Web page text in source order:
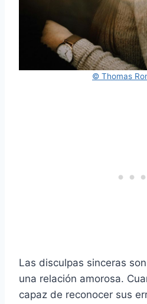
© Thomas
Las disculpas sinceras
una relación amorosa.
capaz de reconocer sus